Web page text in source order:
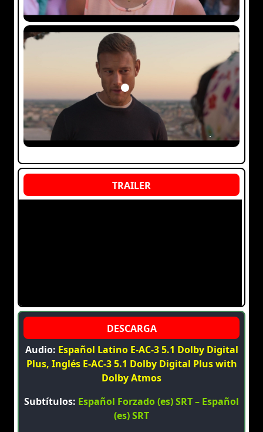
Audio: Español Latino E-AC-3 5.1 Dolby Digital
Plus, Inglés E-AC-3 5.1 Dolby Digital Plus with
Dolby Atmos
Subtítulos: Español Forzado (es) SRT – Español
(es) SRT